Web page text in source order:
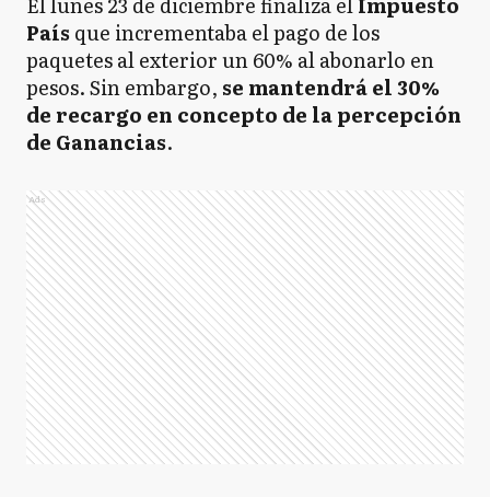
País que incrementaba el pago de los
paquetes al exterior un 60% al abonarlo en
pesos. Sin embargo, se mantendrá el 30%
de recargo en concepto de la percepción
de Ganancias.
Ads